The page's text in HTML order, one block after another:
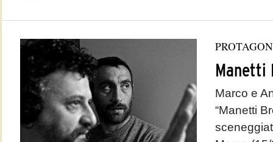
Manetti
Marco e
“Manetti